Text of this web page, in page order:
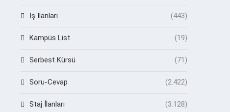
İş İlanları (443)
Kampüs List (19)
Serbest Kürsü (71)
Soru-Cevap (2.422)
Staj İlanları (3.128)